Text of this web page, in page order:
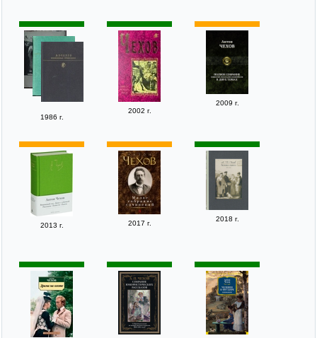
1986 г.
2002 г.
2009 г.
2013 г. 2017 г.
2018 г.